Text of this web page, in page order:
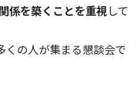
係を築くことを重視して
くの人が集まる懇談会で